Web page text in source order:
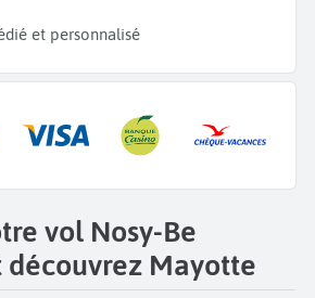
et personnalisé
vol Nosy-Be
découvrez Mayotte